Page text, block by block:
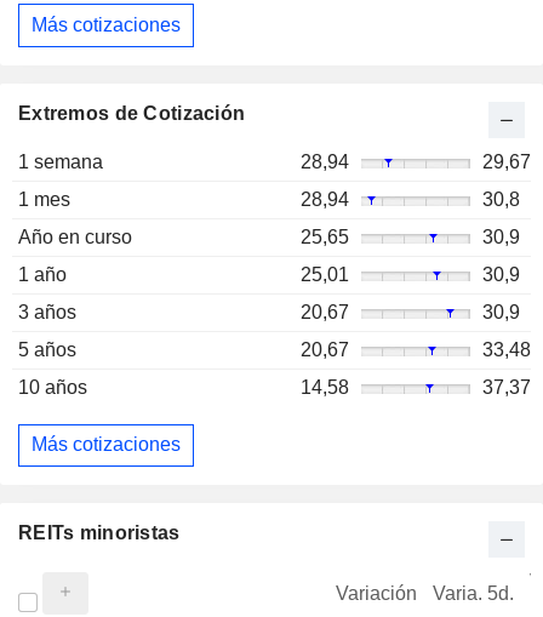
Más cotizaciones
Extremos de Cotización
1 semana 28,94
29,67
1 mes
28,94
30,8
Año en curso
25,65
30,9
1 año
25,01
30,9
3 años
20,67
30,9
5 años
20,67
33,48
10 años
14,58 37,37
Más cotizaciones
REITs minoristas
Variación Varia. 5d.